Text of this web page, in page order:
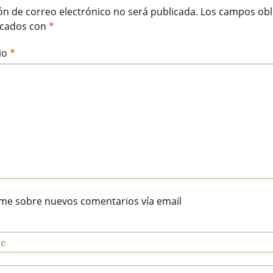
de correo electrónico no será publicada. Los campos
con *
*
sobre nuevos comentarios vía email